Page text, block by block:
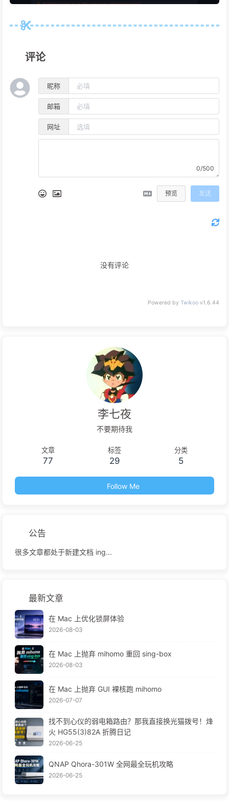
评论
昵称
邮箱
网址
0/500
预览 发送
没有评论
Powered by Twikoo v1.6.44
李七夜
不要期待我
文章
77
标签
29
分类
5
Follow Me
公告
很多文章都处于新建文档 ing...
最新文章
在 Mac 上优化锁屏体验
2026-08-03
在 Mac 上抛弃 mihomo 重回 sing-box
2026-08-03
在 Mac 上抛弃 GUI 裸核跑 mihomo
2026-07-07
找不到心仪的弱电箱路由？那我直接换光猫拨号！烽
火 HG55(3)82A 折腾日记
2026-06-25
QNAP Qhora-301W 全网最全玩机攻略
2026-06-25